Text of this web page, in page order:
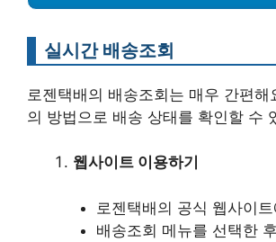
실시간 배송조회
로젠택배의 배송조회는 매우 간편해
의 방법으로 배송 상태를 확인할 수
웹사이트 이용하기
로젠택배의 공식 웹사이
배송조회 메뉴를 선택한